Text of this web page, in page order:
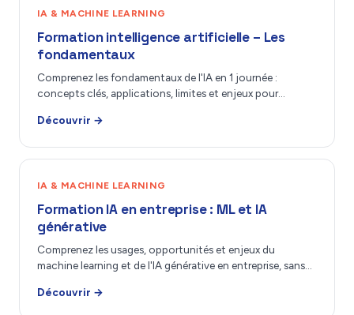
IA & MACHINE LEARNING
Formation intelligence artificielle – Les
fondamentaux
Comprenez les fondamentaux de l'IA en 1 journée :
concepts clés, applications, limites et enjeux pour…
Découvrir →
IA & MACHINE LEARNING
Formation IA en entreprise : ML et IA
générative
Comprenez les usages, opportunités et enjeux du
machine learning et de l'IA générative en entreprise, sans…
Découvrir →